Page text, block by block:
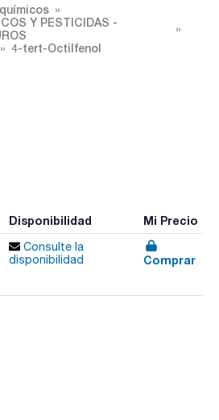
Y PESTICIDAS -
4-tert-Octilfenol
Disponibilidad Mi Precio
Consulte la
disponibilidad
Comprar